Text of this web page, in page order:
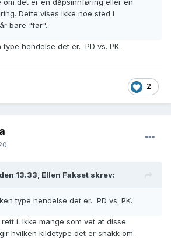
Dette vises ikke noe sted i
bare "far".
det gjelder veldig få og er i praksis
det er en dåpsinnføring eller en
Dette vises ikke noe sted i
bare "far".
hendelse det er. PD vs. PK.
2
13.33, Ellen Fakset skrev:
type hendelse det er. PD vs. PK.
i. Ikke mange som vet at disse
hvilken kildetype det er snakk om.